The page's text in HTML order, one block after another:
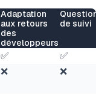
Adaptation
aux retours
des
développeurs
de suivi
✅
✅
❌ ❌